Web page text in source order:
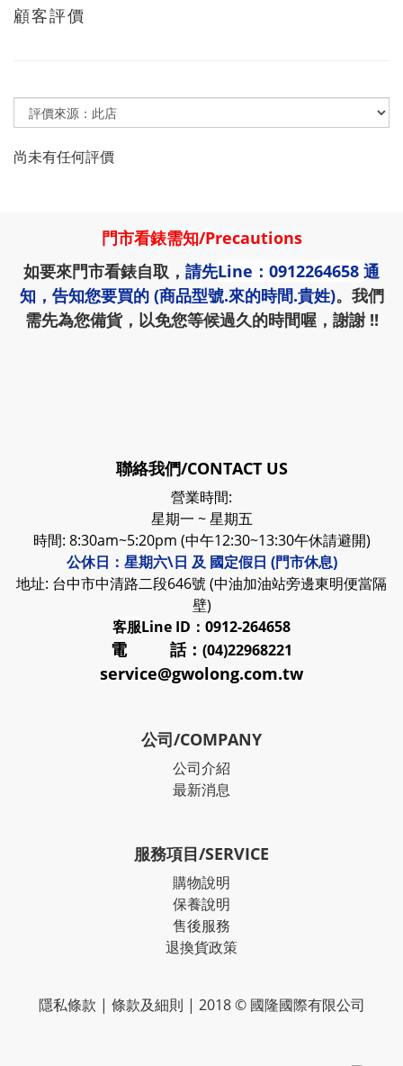
顧客評價
尚未有任何評價
門市看錶需知/Precautions
如要來門市看錶自取， 請先Line：0912264658 通
知，告知您要買的 (商品型號.來的時間.貴姓)。我們
需先為您備貨，以免您等候過久的時間喔，謝謝 !!
聯絡我們/CONTACT US
營業時間:
星期一 ~ 星期五
時間: 8:30am~5:20pm (中午12:30~13:30午休請避開)
公休日：星期六\日 及 國定假日 (門市休息)
地址: 台中市中清路二段646號 (中油加油站旁邊東明便當隔
壁)
客服Line ID：0912-264658
電 話： (04)22968221
service@gwolong.com.tw
公司/COMPANY
公司介紹
最新消息
服務項目/SERVICE
購物說明
保養說明
售後服務
退換貨政策
隱私條款 | 條款及細則 | 2018 © 國隆國際有限公司